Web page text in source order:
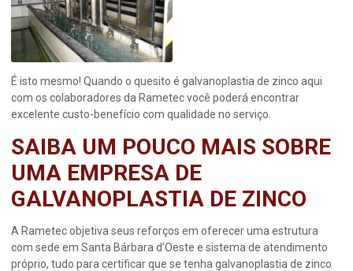
É isto mesmo! Quando o quesito é galvanoplastia de zinco aqui
com os colaboradores da Rametec você poderá encontrar
excelente custo-benefício com qualidade no serviço.
SAIBA UM POUCO MAIS SOBRE
UMA EMPRESA DE
GALVANOPLASTIA DE ZINCO
A Rametec objetiva seus reforços em oferecer uma estrutura
com sede em Santa Bárbara d’Oeste e sistema de atendimento
próprio, tudo para certificar que se tenha galvanoplastia de zinco